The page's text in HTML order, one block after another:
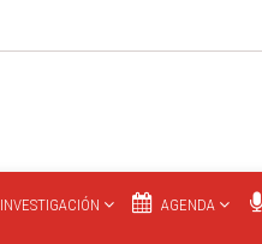
INVESTIGACIÓN AGENDA